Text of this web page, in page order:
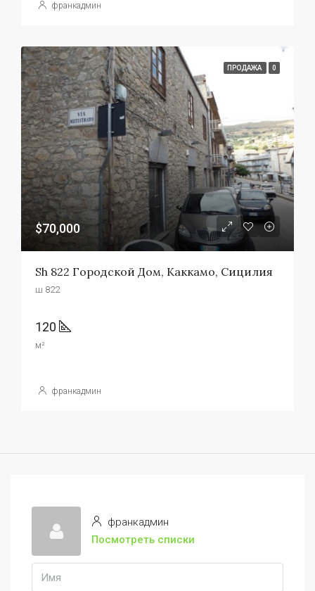
франкадмин
ПРОДАЖА 0
$70,000
Sh 822 Городской Дом, Каккамо, Сицилия
ш 822
120
м²
франкадмин
франкадмин
Посмотреть списки